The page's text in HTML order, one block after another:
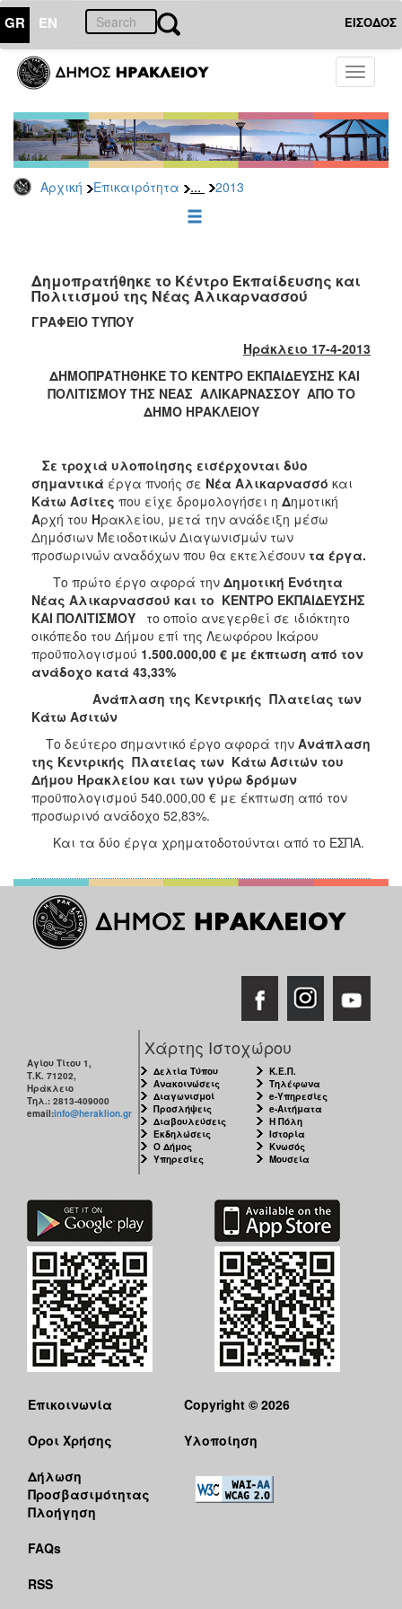
GR EN ΕΙΣΟΔΟΣ
Toggle
Αρχική Επικαιρότητα ... 2013
ΕΠΙΚΑΙΡΟΤΗΤΑ
Τύπου
Αρχείο
2026
2025
2022
2021
2020
2018
2015
2013
2012
2011
2010
2006
ΗΡΑΚΛΕΙΟ
Δημοπρατήθηκε το Κέντρο Εκπαίδευσης και
Πολιτισμού της Νέας Αλικαρνασσού
ΓΡΑΦΕΙΟ ΤΥΠΟΥ
Ηράκλειο 17-4-2013
ΔΗΜΟΠΡΑΤΗΘΗΚΕ ΤΟ ΚΕΝΤΡΟ ΕΚΠΑΙΔΕΥΣΗΣ ΚΑΙ
ΠΟΛΙΤΙΣΜΟΥ ΤΗΣ ΝΕΑΣ ΑΛΙΚΑΡΝΑΣΣΟΥ ΑΠΟ ΤΟ
ΔΗΜΟ ΗΡΑΚΛΕΙΟΥ
Σε τροχιά υλοποίησης εισέρχονται δύο
σημαντικά έργα πνοής σε Νέα Αλικαρνασσό και
Κάτω Ασίτες που είχε δρομολογήσει η Δημοτική
Αρχή του Ηρακλείου, μετά την ανάδειξη μέσω
Δημόσιων Μειοδοτικών Διαγωνισμών των
προσωρινών αναδόχων που θα εκτελέσουν τα έργα.
Το πρώτο έργο αφορά την Δημοτική Ενότητα
Nέας Αλικαρνασσού και το ΚΕΝΤΡΟ ΕΚΠΑΙΔΕΥΣΗΣ
ΚΑΙ ΠΟΛΙΤΙΣΜΟΥ το οποίο ανεγερθεί σε ιδιόκτητο
οικόπεδο του Δήμου επί της Λεωφόρου Ικάρου
προϋπολογισμού 1.500.000,00 € με έκπτωση από τον
ανάδοχο κατά 43,33%
Ανάπλαση της Κεντρικής Πλατείας των
Κάτω Ασιτών
Το δεύτερο σημαντικό έργο αφορά την Ανάπλαση
της Κεντρικής Πλατείας των Κάτω Ασιτών του
Δήμου Ηρακλείου και των γύρω δρόμων
προϋπολογισμού 540.000,00 € με έκπτωση από τον
προσωρινό ανάδοχο 52,83%.
Και τα δύο έργα χρηματοδοτούνται από το ΕΣΠΑ.
Αγίου Τίτου 1,
Τ.Κ. 71202,
Ηράκλειο
Τηλ.: 2813-409000
email:info@heraklion.gr
Χάρτης Ιστοχώρου
Δελτία Τύπου
Ανακοινώσεις
Διαγωνισμοί
Προσλήψεις
Διαβουλεύσεις
Εκδηλώσεις
Ο Δήμος
Υπηρεσίες
Κ.Ε.Π.
Τηλέφωνα
e-Υπηρεσίες
e-Αιτήματα
Η Πόλη
Ιστορία
Κνωσός
Μουσεία
Επικοινωνία
Όροι Χρήσης
Δήλωση
Προσβασιμότητας
Πλοήγηση
FAQs
RSS
Copyright © 2026
Υλοποίηση